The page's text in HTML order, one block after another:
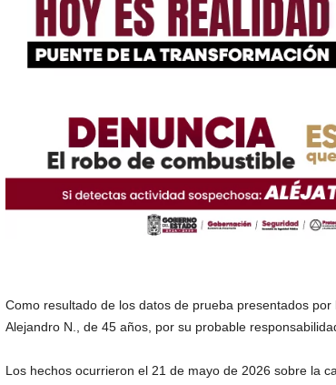
Como resultado de los datos de prueba presentados
Alejandro N., de 45 años, por su probable
Los hechos ocurrieron el 21 de mayo de 2026 sobre la